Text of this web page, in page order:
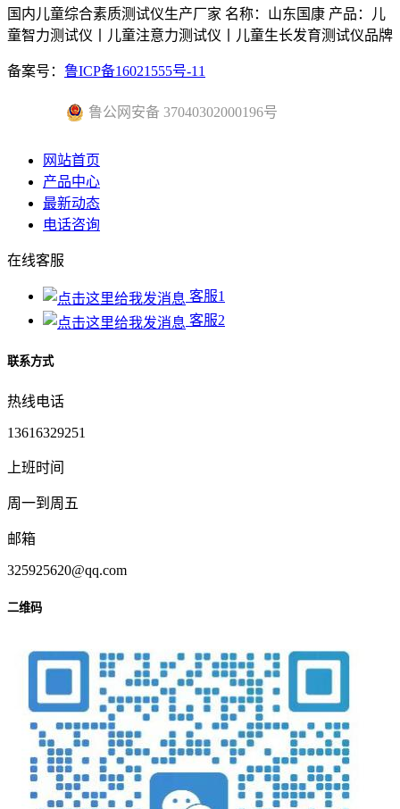
国内儿童综合素质测试仪生产厂家 名称：山东国康 产品：儿
童智力测试仪丨儿童注意力测试仪丨儿童生长发育测试仪品牌
备案号： 鲁ICP备16021555号-11
鲁公网安备 37040302000196号
网站首页
产品中心
最新动态
电话咨询
在线客服
客服1
客服2
联系方式
热线电话
13616329251
上班时间
周一到周五
邮箱
325925620@qq.com
二维码